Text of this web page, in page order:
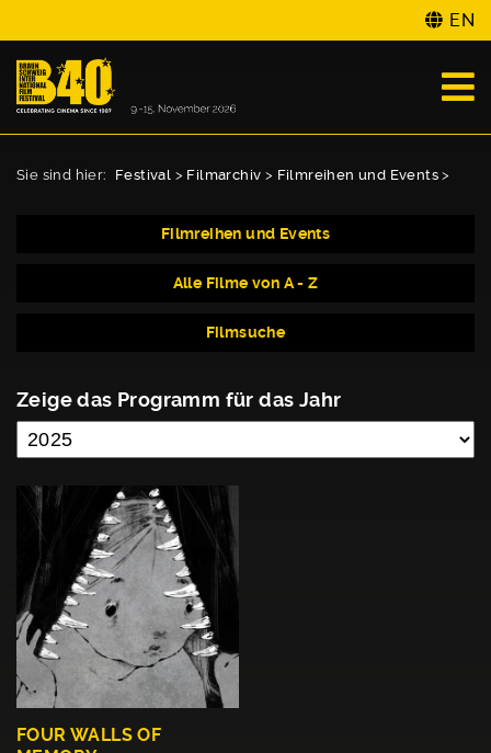
EN
Sie sind hier: Festival > Filmarchiv > Filmreihen und Events >
Filmreihen und Events
Alle Filme von A - Z
Filmsuche
Zeige das Programm für das Jahr
FOUR WALLS OF